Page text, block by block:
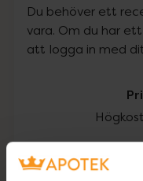
Du behöver ett
vara. Om du har
att logga in med